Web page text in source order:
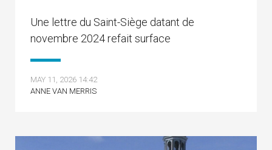
Une lettre du Saint-Siège datant de
novembre 2024 refait surface
MAY 11, 2026 14:42
ANNE VAN MERRIS